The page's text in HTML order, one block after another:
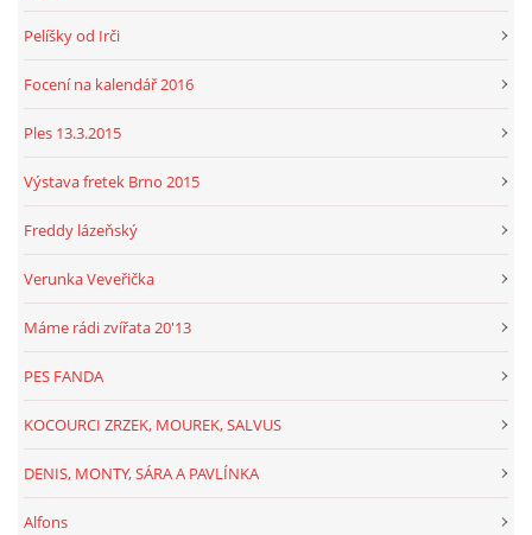
Pelíšky od Irči
Focení na kalendář 2016
Ples 13.3.2015
Výstava fretek Brno 2015
Freddy lázeňský
Verunka Veveřička
Máme rádi zvířata 20'13
PES FANDA
KOCOURCI ZRZEK, MOUREK, SALVUS
DENIS, MONTY, SÁRA A PAVLÍNKA
Alfons